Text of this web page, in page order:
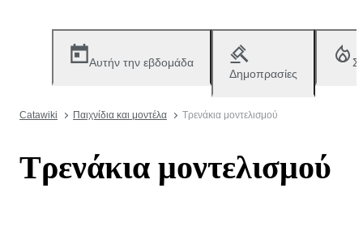
Αυτήν την εβδομάδα
Δημοπρασίες
Catawiki Παιχνίδια και μοντέλα Τρενάκια μοντελισμού
Τρενάκια μοντελισμού